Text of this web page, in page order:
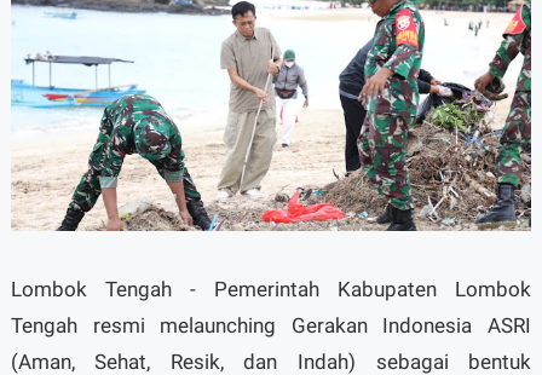
Lombok Tengah - Pemerintah Kabupaten Lombok
Tengah resmi melaunching Gerakan Indonesia ASRI
(Aman, Sehat, Resik, dan Indah) sebagai bentuk